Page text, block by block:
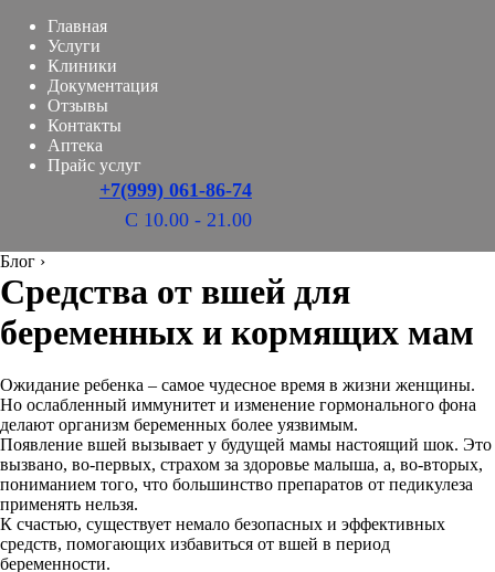
Главная
Услуги
Клиники
Документация
Отзывы
Контакты
Аптека
Прайс услуг
+7(999) 061-86-74
С 10.00 - 21.00
Блог ›
Средства от вшей для
беременных и кормящих мам
Ожидание ребенка – самое чудесное время в жизни женщины.
Но ослабленный иммунитет и изменение гормонального фона
делают организм беременных более уязвимым.
Появление вшей вызывает у будущей мамы настоящий шок. Это
вызвано, во-первых, страхом за здоровье малыша, а, во-вторых,
пониманием того, что большинство препаратов от педикулеза
применять нельзя.
К счастью, существует немало безопасных и эффективных
средств, помогающих избавиться от вшей в период
беременности.